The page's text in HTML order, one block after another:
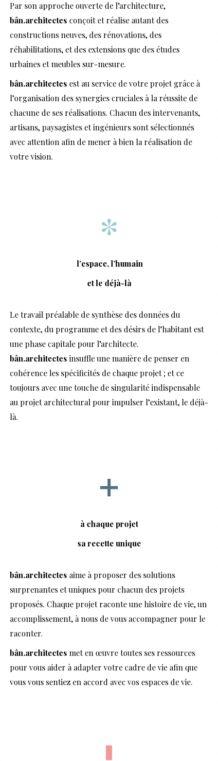
Par son approche ouverte de l’architecture,
bân.architectes conçoit et réalise autant des
constructions neuves, des rénovations, des
réhabilitations, et des extensions que des études
urbaines et meubles sur-mesure.
bân.architectes est au service de votre projet grâce à
l’organisation des synergies cruciales à la réussite de
chacune de ses réalisations. Chacun des intervenants,
artisans, paysagistes et ingénieurs sont sélectionnés
avec attention afin de mener à bien la réalisation de
votre vision.
l’espace, l’humain
et le déjà-là
Le travail préalable de synthèse des données du
contexte, du programme et des désirs de l’habitant est
une phase capitale pour l’architecte.
bân.architectes insuffle une manière de penser en
cohérence les spécificités de chaque projet ; et ce
toujours avec une touche de singularité indispensable
au projet architectural pour impulser l’existant, le déjà-
là.
à chaque projet
sa recette unique
bân.architectes aime à proposer des solutions
surprenantes et uniques pour chacun des projets
proposés. Chaque projet raconte une histoire de vie, un
accomplissement, à nous de vous accompagner pour le
raconter.
bân.architectes met en œuvre toutes ses ressources
pour vous aider à adapter votre cadre de vie afin que
vous vous sentiez en accord avec vos espaces de vie.